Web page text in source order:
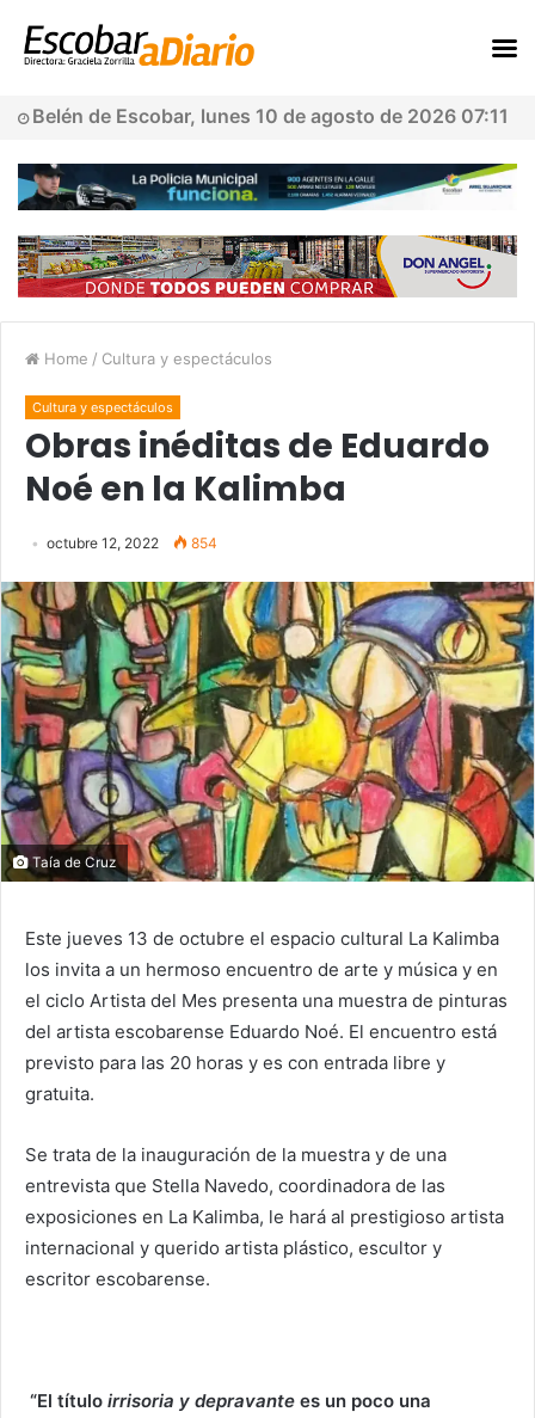
Belén de Escobar, lunes 10 de agosto de 2026 07:11
Home / Cultura y espectáculos
Cultura y espectáculos
Obras inéditas de Eduardo
Noé en la Kalimba
octubre 12, 2022 854
Taía de Cruz
Este jueves 13 de octubre el espacio cultural La Kalimba
los invita a un hermoso encuentro de arte y música y en
el ciclo Artista del Mes presenta una muestra de pinturas
del artista escobarense Eduardo Noé. El encuentro está
previsto para las 20 horas y es con entrada libre y
gratuita.
Se trata de la inauguración de la muestra y de una
entrevista que Stella Navedo, coordinadora de las
exposiciones en La Kalimba, le hará al prestigioso artista
internacional y querido artista plástico, escultor y
escritor escobarense.
“El título irrisoria y depravante es un poco una